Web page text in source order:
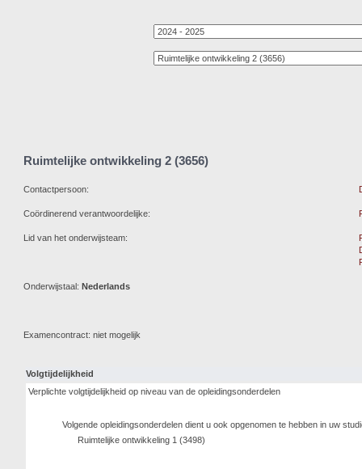
Ruimtelijke ontwikkeling 2 (3656)
Contactpersoon:
Coördinerend verantwoordelijke:
Lid van het onderwijsteam:
Onderwijstaal: Nederlands
Examencontract: niet mogelijk
Volgtijdelijkheid
Verplichte volgtijdelijkheid op niveau van de opleidingsonderdelen
Volgende opleidingsonderdelen dient u ook opgenomen te hebben in uw
Ruimtelijke ontwikkeling 1 (3498)